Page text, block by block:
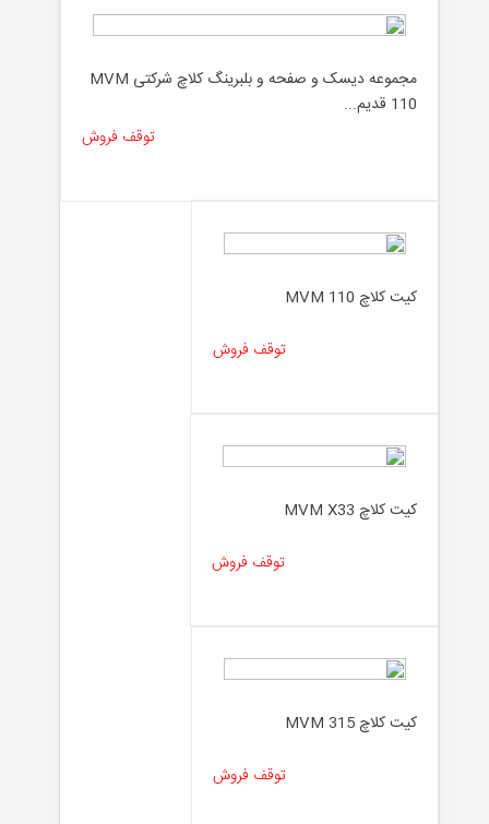
مجموعه دیسک و صفحه و بلبرینگ کلاچ شرکتی MVM
110 قدیم...
توقف فروش
کیت کلاچ MVM 110
توقف فروش
کیت کلاچ MVM X33
توقف فروش
کیت کلاچ MVM 315
توقف فروش